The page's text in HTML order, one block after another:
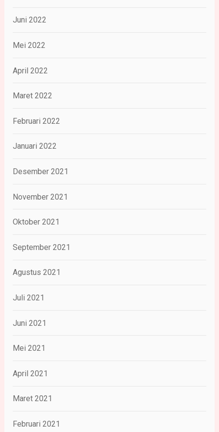
Juni 2022
Mei 2022
April 2022
Maret 2022
Februari 2022
Januari 2022
Desember 2021
November 2021
Oktober 2021
September 2021
Agustus 2021
Juli 2021
Juni 2021
Mei 2021
April 2021
Maret 2021
Februari 2021